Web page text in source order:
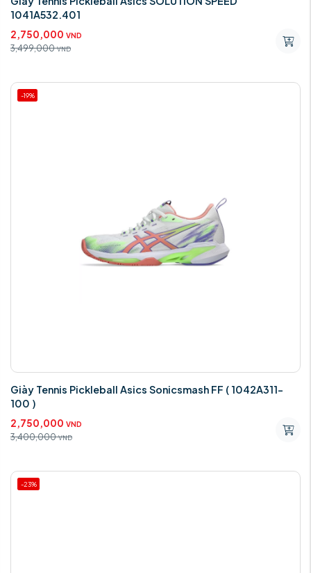
1041A532.401
2,750,000 VND
3,499,000 VND
-19%
Giày Tennis Pickleball Asics Sonicsmash FF ( 1042A311-
100 )
2,750,000 VND
3,400,000 VND
-23%